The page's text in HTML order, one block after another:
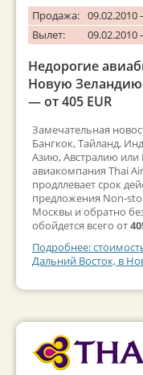
Продажа: 09.02.2010
Вылет:
09.02.2010
Недорогие
Новую
— от 405 EUR
Замечательная
Бангкок, Тайланд,
Азию, Австралию
авиакомпания Thai
продллевает срок
предложения Non-
Москвы и обратно
обойдется всего от
Подробнее:
Дальний Восток, в